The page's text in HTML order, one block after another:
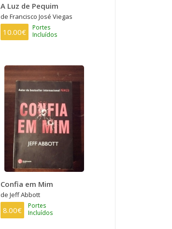
A Luz de Pequim
de Francisco José Viegas
10.00€
Portes
Incluídos
Confia em Mim
de Jeff Abbott
8.00€
Portes
Incluídos